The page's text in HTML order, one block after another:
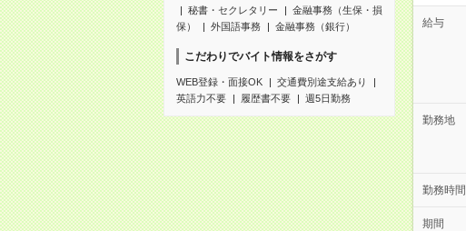
秘書・セクレタリー
金融事務（生保・損
保）
外国語事務 金融事務（銀行）
こだわりでバイト情報をさがす
WEB登録・面接OK
交通費別途支給あり
英語力不要
履歴書不要 週5日勤務
給与
勤務地
勤務時間
期間